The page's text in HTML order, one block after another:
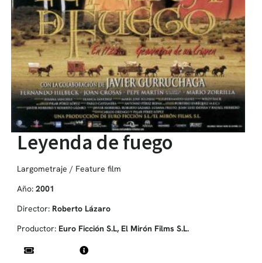
Leyenda de fuego
Largometraje / Feature film
Año: 2001
Director: Roberto Lázaro
Productor: Euro Ficción S.L, El Mirón Films S.L.